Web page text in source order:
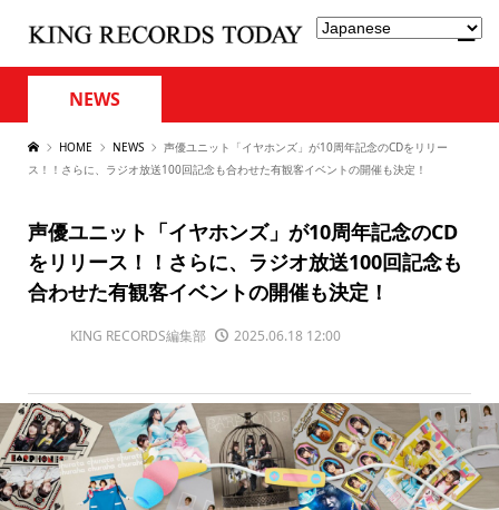
NEWS
HOME NEWS
声優ユニット「イヤホンズ」が10周年記念のCDをリリー
ス！！さらに、ラジオ放送100回記念も合わせた有観客イベントの開催も決定！
声優ユニット「イヤホンズ」が10周年記念のCD
をリリース！！さらに、ラジオ放送100回記念も
合わせた有観客イベントの開催も決定！
KING RECORDS編集部 2025.06.18 12:00